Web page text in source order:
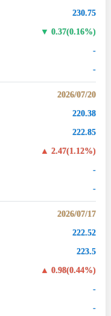
230.75
0.37(0.16%)
-
-
2026/07/20
220.38
222.85
2.47(1.12%)
-
-
2026/07/17
222.52
223.5
0.98(0.44%)
-
-